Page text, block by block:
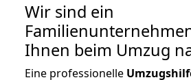
Wir sind ein
Ihnen beim Umzug
Eine professionelle